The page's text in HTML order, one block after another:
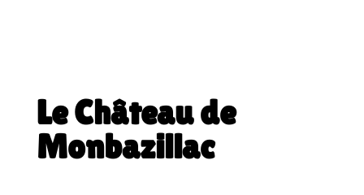
Le Château de
Monbazillac